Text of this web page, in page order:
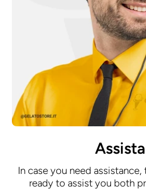
In case you need
ready to assist you both